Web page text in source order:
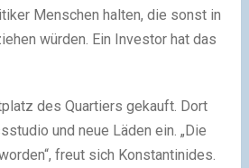
Menschen halten, die sonst in
würden. Ein Investor hat das
des Quartiers gekauft. Dort
und neue Läden ein. „Die
freut sich Konstantinides.